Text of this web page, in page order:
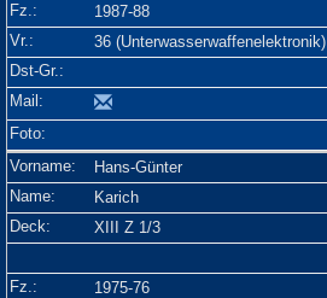
1987-88
36 (Unterwasserwaffenelektronik)
Hans-Günter
Karich
XIII Z 1/3
1975-76